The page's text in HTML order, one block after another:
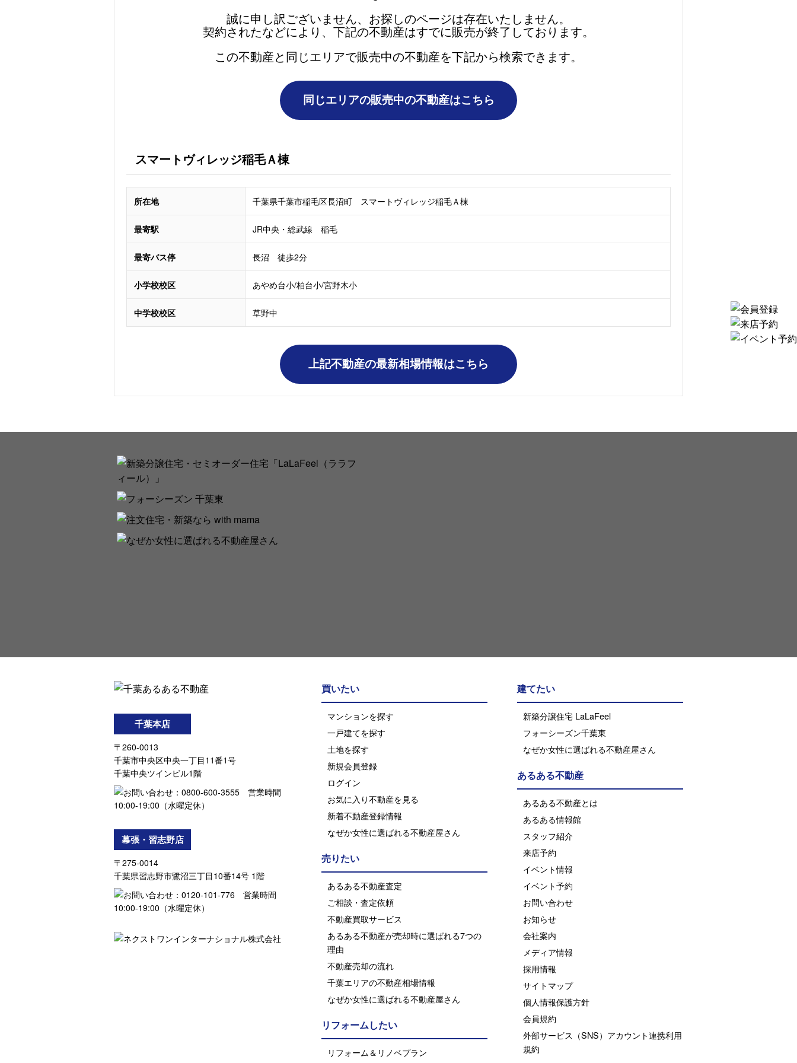
誠に申し訳ございません、お探しのページは存在いたしません。
契約されたなどにより、下記の不動産はすでに販売が終了しております。
この不動産と同じエリアで販売中の不動産を下記から検索できます。
スマートヴィレッジ稲毛Ａ棟
所在地 千葉県千葉市稲毛区長沼町 スマートヴィレッジ稲毛Ａ棟
最寄駅 JR中央・総武線 稲毛
最寄バス停 長沼 徒歩2分
小学校校区 あやめ台小/柏台小/宮野木小
中学校校区 草野中
千葉本店
〒260-0013
千葉市中央区中央一丁目11番1号
千葉中央ツインビル1階
幕張・習志野店
〒275-0014
千葉県習志野市鷺沼三丁目10番14号 1階
買いたい
マンションを探す
一戸建てを探す
土地を探す
新規会員登録
ログイン
お気に入り不動産を見る
新着不動産登録情報
なぜか女性に選ばれる不動産屋さん
売りたい
あるある不動産査定
ご相談・査定依頼
不動産買取サービス
あるある不動産が売却時に選ばれる7つの
理由
不動産売却の流れ
千葉エリアの不動産相場情報
なぜか女性に選ばれる不動産屋さん
リフォームしたい
リフォーム＆リノベプラン
建てたい
新築分譲住宅 LaLaFeel
フォーシーズン千葉東
なぜか女性に選ばれる不動産屋さん
あるある不動産
あるある不動産とは
あるある情報館
スタッフ紹介
来店予約
イベント情報
イベント予約
お問い合わせ
お知らせ
会社案内
メディア情報
採用情報
サイトマップ
個人情報保護方針
会員規約
外部サービス（SNS）アカウント連携利用
規約